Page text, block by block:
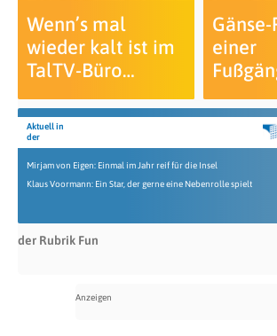
Wenn’s mal
wieder kalt ist im
TalTV-Büro…
einer
Aktuell in
der
Mirjam von Eigen: Einmal im Jahr reif für die Insel
Klaus Voormann: Ein Star, der gerne eine Nebenrolle spielt
der Rubrik Fun